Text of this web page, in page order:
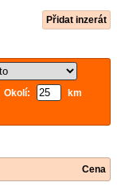
Přidat inzerát
Okolí:
km
Cena